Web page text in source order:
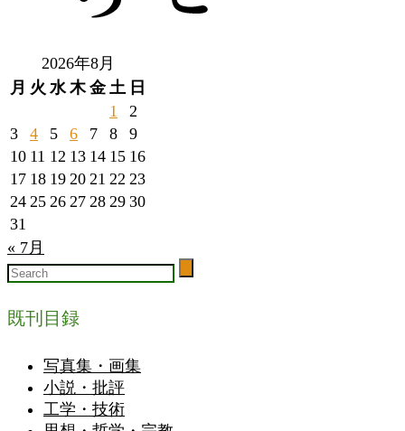
2026年8月
月 火 水 木 金 土 日
1
2
3
4 5 6 7 8
9
10 11 12 13 14 15 16
17 18 19 20 21 22 23
24 25 26 27 28 29 30
31
« 7月
既刊目録
写真集・画集
小説・批評
工学・技術